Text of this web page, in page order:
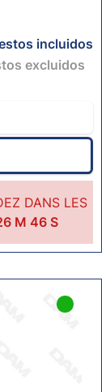
DANS LES
M45 S
incluidos
excluidos